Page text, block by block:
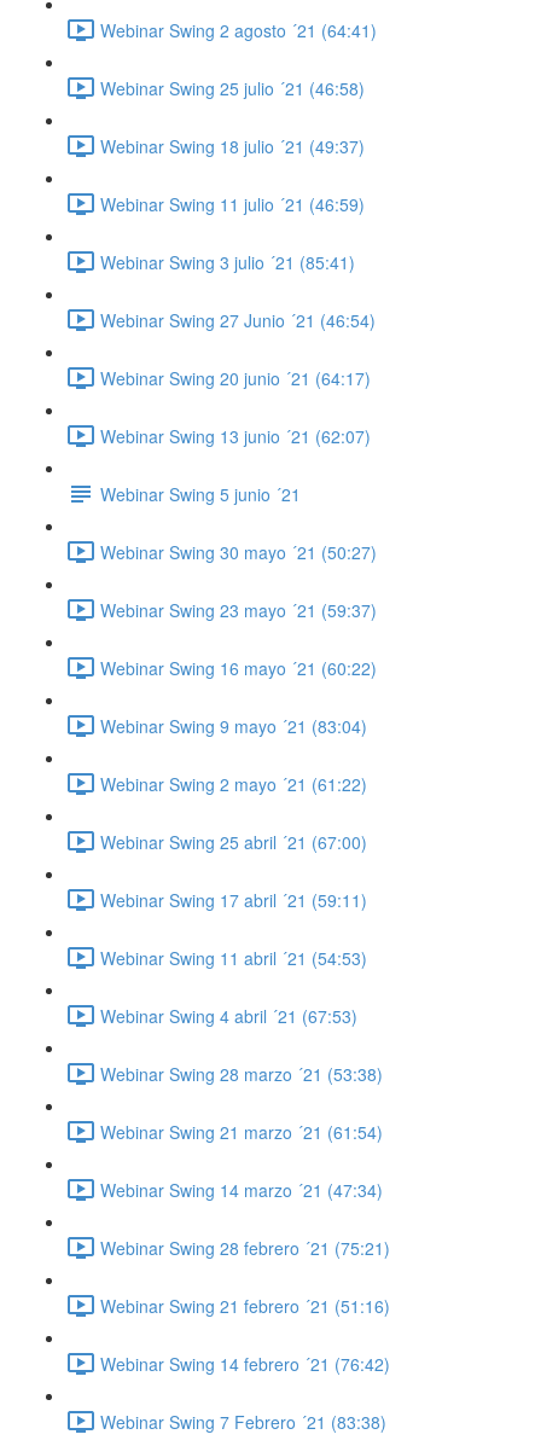
Webinar Swing 2 agosto ´21 (64:41)
Webinar Swing 25 julio ´21 (46:58)
Webinar Swing 18 julio ´21 (49:37)
Webinar Swing 11 julio ´21 (46:59)
Webinar Swing 3 julio ´21 (85:41)
Webinar Swing 27 Junio ´21 (46:54)
Webinar Swing 20 junio ´21 (64:17)
Webinar Swing 13 junio ´21 (62:07)
Webinar Swing 5 junio ´21
Webinar Swing 30 mayo ´21 (50:27)
Webinar Swing 23 mayo ´21 (59:37)
Webinar Swing 16 mayo ´21 (60:22)
Webinar Swing 9 mayo ´21 (83:04)
Webinar Swing 2 mayo ´21 (61:22)
Webinar Swing 25 abril ´21 (67:00)
Webinar Swing 17 abril ´21 (59:11)
Webinar Swing 11 abril ´21 (54:53)
Webinar Swing 4 abril ´21 (67:53)
Webinar Swing 28 marzo ´21 (53:38)
Webinar Swing 21 marzo ´21 (61:54)
Webinar Swing 14 marzo ´21 (47:34)
Webinar Swing 28 febrero ´21 (75:21)
Webinar Swing 21 febrero ´21 (51:16)
Webinar Swing 14 febrero ´21 (76:42)
Webinar Swing 7 Febrero ´21 (83:38)